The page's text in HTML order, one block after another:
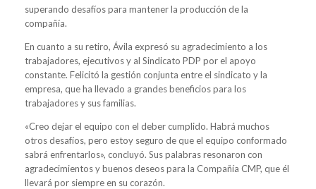
superando desafíos para mantener la producción de la
compañía.
En cuanto a su retiro, Ávila expresó su agradecimiento a los
trabajadores, ejecutivos y al Sindicato PDP por el apoyo
constante. Felicitó la gestión conjunta entre el sindicato y la
empresa, que ha llevado a grandes beneficios para los
trabajadores y sus familias.
«Creo dejar el equipo con el deber cumplido. Habrá muchos
otros desafíos, pero estoy seguro de que el equipo conformado
sabrá enfrentarlos», concluyó. Sus palabras resonaron con
agradecimientos y buenos deseos para la Compañía CMP, que él
llevará por siempre en su corazón.